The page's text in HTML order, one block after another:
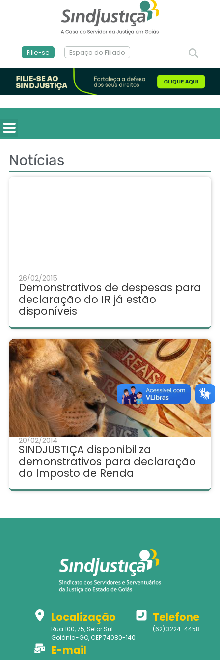
Filie-se Espaço do Filiado
Notícias
26/02/2015
Demonstrativos de despesas para
declaração do IR já estão
disponíveis
20/02/2014
SINDJUSTIÇA disponibiliza
demonstrativos para declaração
do Imposto de Renda
Localização
Rua 100, 75, Setor Sul
Goiânia-GO, CEP 74080-140
Telefone
(62) 3224-4458
E-mail